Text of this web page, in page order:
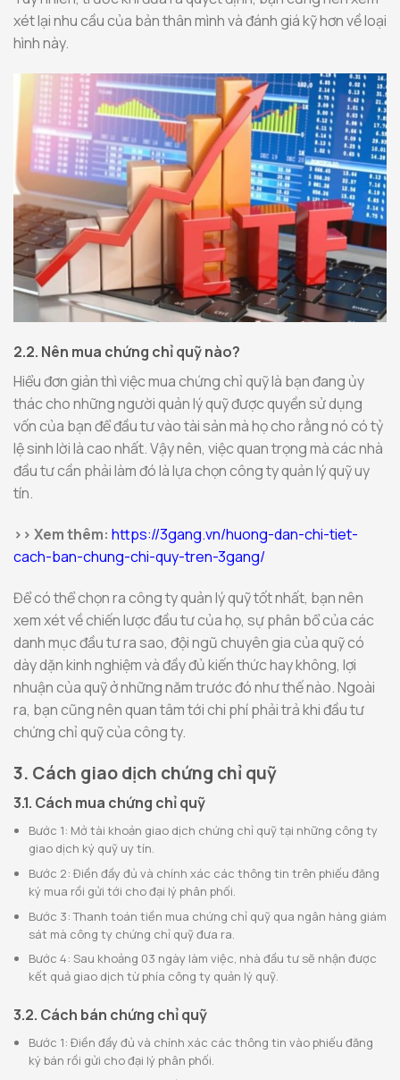
xét lại nhu cầu của bản thân mình và đánh giá kỹ hơn về loại
hình này.
2.2. Nên mua chứng chỉ quỹ nào?
Hiểu đơn giản thì việc mua chứng chỉ quỹ là bạn đang ủy
thác cho những người quản lý quỹ được quyền sử dụng
vốn của bạn để đầu tư vào tài sản mà họ cho rằng nó có tỷ
lệ sinh lời là cao nhất. Vậy nên, việc quan trọng mà các nhà
đầu tư cần phải làm đó là lựa chọn công ty quản lý quỹ uy
tín.
>> Xem thêm: https://3gang.vn/huong-dan-chi-tiet-
cach-ban-chung-chi-quy-tren-3gang/
Để có thể chọn ra công ty quản lý quỹ tốt nhất, bạn nên
xem xét về chiến lược đầu tư của họ, sự phân bổ của các
danh mục đầu tư ra sao, đội ngũ chuyên gia của quỹ có
dày dặn kinh nghiệm và đầy đủ kiến thức hay không, lợi
nhuận của quỹ ở những năm trước đó như thế nào. Ngoài
ra, bạn cũng nên quan tâm tới chi phí phải trả khi đầu tư
chứng chỉ quỹ của công ty.
3. Cách giao dịch chứng chỉ quỹ
3.1. Cách mua chứng chỉ quỹ
Bước 1: Mở tài khoản giao dịch chứng chỉ quỹ tại những công ty
giao dịch ký quỹ uy tín.
Bước 2: Điền đầy đủ và chính xác các thông tin trên phiếu đăng
ký mua rồi gửi tới cho đại lý phân phối.
Bước 3: Thanh toán tiền mua chứng chỉ quỹ qua ngân hàng giám
sát mà công ty chứng chỉ quỹ đưa ra.
Bước 4: Sau khoảng 03 ngày làm việc, nhà đầu tư sẽ nhận được
kết quả giao dịch từ phía công ty quản lý quỹ.
3.2. Cách bán chứng chỉ quỹ
Bước 1: Điền đầy đủ và chính xác các thông tin vào phiếu đăng
ký bán rồi gửi cho đại lý phân phối.